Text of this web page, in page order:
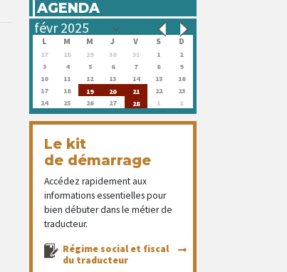
AGENDA
L M M J V S D
27 28 29 30 31 1
2
3
4 5 6 7 8
9
10
11 12 13 14 15
16
17
18 19 20 21 22
23
24
25 26 27 28 1 2
Le kit
de démarrage
Accédez rapidement aux
informations essentielles pour
bien débuter dans le métier de
traducteur.
Régime social et fiscal
du traducteur